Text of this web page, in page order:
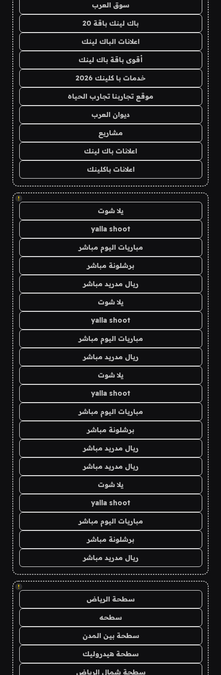
سوق العرب
باك لينك باقة 20
اعلانات الباك لينك
أقوى باقة باك لينك
خدمات با كلينك 2026
موقع تجاربنا تجارب الحياه
ديوان العرب
مشاريع
اعلانات باك لينك
اعلانات باكلينك
!
يلا شوت
yalla shoot
مباريات اليوم مباشر
برشلونة مباشر
ريال مدريد مباشر
يلا شوت
yalla shoot
مباريات اليوم مباشر
ريال مدريد مباشر
يلا شوت
yalla shoot
مباريات اليوم مباشر
برشلونة مباشر
ريال مدريد مباشر
ريال مدريد مباشر
يلا شوت
yalla shoot
مباريات اليوم مباشر
برشلونة مباشر
ريال مدريد مباشر
!
سطحة الرياض
سطحه
سطحة بين المدن
سطحة هيدروليك
سطحة شمال الرياض